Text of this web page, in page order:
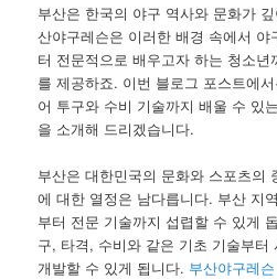
부산은 한국의 야구 역사와 문화가
산야구레슨은 이러한 배경 속에서
터 전문적으로 배우고자 하는 청소
를 제공하죠. 이번 블로그 포스트에
어 투구와 수비 기술까지 배울 수 있
을 소개해 드리겠습니다.
부산은 대한민국의 문화와 스포츠의
에 대한 열정은 남다릅니다. 부산 지
부터 전문 기술까지 섭렵할 수 있게
구, 타격, 수비와 같은 기초 기술부터
개발할 수 있게 됩니다. 부산야구레슨